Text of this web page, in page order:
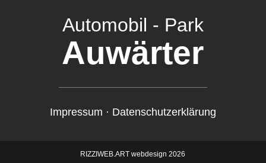
Automobil - Park
Auwärter
Impressum · Datenschutzerklärung
RIZZIWEB.ART webdesign 2026